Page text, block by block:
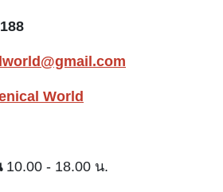
World
10.00 - 18.00 น.